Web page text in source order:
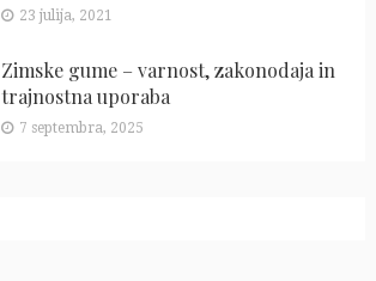
23 julija, 2021
Zimske gume – varnost, zakonodaja in
trajnostna uporaba
7 septembra, 2025